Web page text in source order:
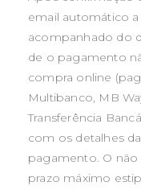
email automático
acompanhado do
de o pagamento
compra online
Multibanco, MB
Transferência
com os detalhes
pagamento. O
prazo máximo